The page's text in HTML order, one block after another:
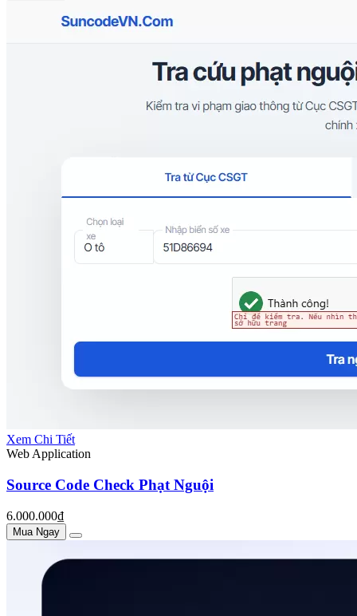
Xem Chi Tiết
Web Application
Source Code Check Phạt Nguội
6.000.000₫
Mua Ngay